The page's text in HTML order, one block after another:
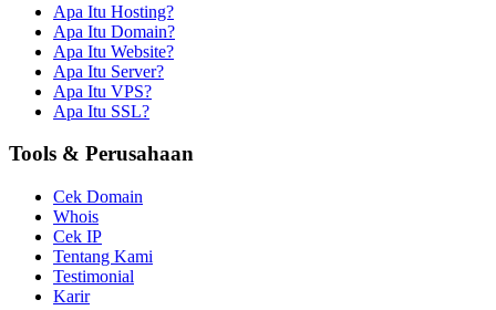
Apa Itu Hosting?
Apa Itu Domain?
Apa Itu Website?
Apa Itu Server?
Apa Itu VPS?
Apa Itu SSL?
Tools & Perusahaan
Cek Domain
Whois
Cek IP
Tentang Kami
Testimonial
Karir